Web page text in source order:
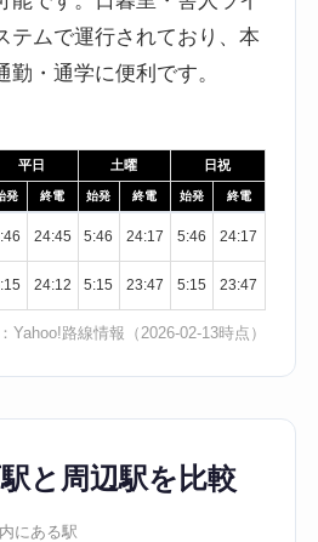
テムで運行されており、本
・通学に便利です。
平日 土曜 日祝
発 終電 始発 終電 始発 終電
24:45 5:46 24:17 5:46 24:17
24:12 5:15 23:47 5:15 23:47
Yahoo!路線情報 （2026-02-13時点）
と周辺駅を比較
にある駅